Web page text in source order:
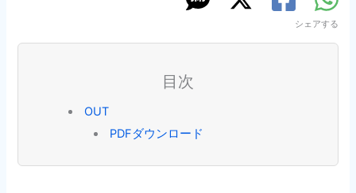
シェアする
目次
OUT
PDFダウンロード